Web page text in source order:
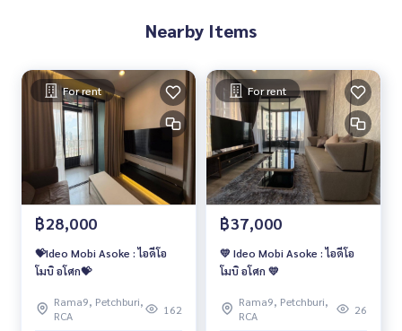
Nearby Items
For rent
฿28,000
💝Ideo Mobi Asoke : ไอดีโอ
โมบิ อโศก💝
Rama9, Petchburi,
RCA
162
For rent
฿37,000
💛 Ideo Mobi Asoke : ไอดีโอ
โมบิ อโศก 💛
Rama9, Petchburi,
RCA
26